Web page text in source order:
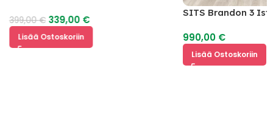
399,00€ 339,00 €
Lisää Ostoskoriin
SITS Brandon 3
990,00 €
Lisää Ostoskoriin